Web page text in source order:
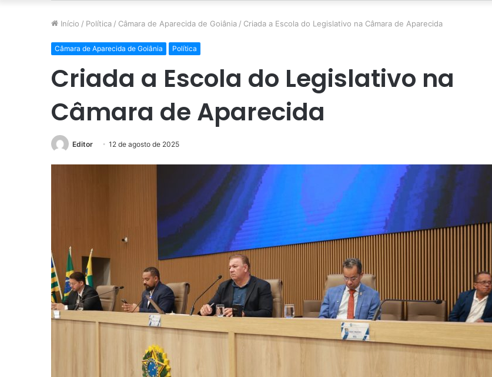
Início / Política / Câmara de Aparecida de Goiânia / Criada a Escola do Legislativo na Câmara de Aparecida
Câmara de Aparecida de Goiânia Política
Criada a Escola do Legislativo na
Câmara de Aparecida
Editor 12 de agosto de 2025